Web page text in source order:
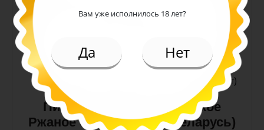
темное
Алк: 5%
Плотность: 11.6%
186.00 руб.
(шт)
Пиво Лидское Жигулевское
Ржаное 5,0% с/т 0,5 л (Беларусь)
Вам уже исполнилось 18 лет?
Да Нет